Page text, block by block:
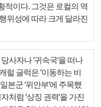
적이다. 그것은 로컬의 역
위성에 따라 크게 달라진
사자나 ‘귀속국‘을 떠나
럴 글럭은 ‘이동하는 비
본군 ‘위안부‘에 주목했
처럼 ‘상징 권력‘을 가진